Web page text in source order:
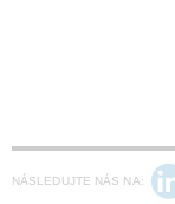
NÁSLEDUJTE NÁS NA: